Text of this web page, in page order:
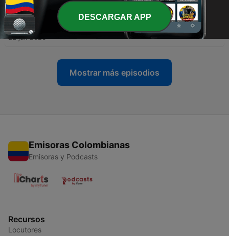
22 jul. 2026
597 - Tema La Palabra de fe Parte A | TvGracia.
22 jul. 2026
Mostrar más episodios
Emisoras Colombianas
Emisoras y Podcasts
Recursos
Locutores
DESCARGAR APP